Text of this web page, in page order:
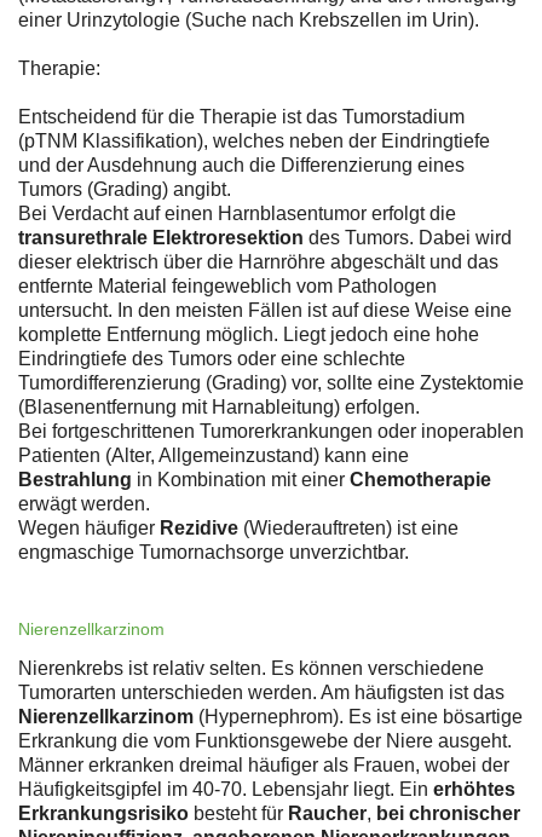
einer Urinzytologie (Suche nach Krebszellen im Urin).
Therapie:
Entscheidend für die Therapie ist das Tumorstadium
(pTNM Klassifikation), welches neben der Eindringtiefe
und der Ausdehnung auch die Differenzierung eines
Tumors (Grading) angibt.
Bei Verdacht auf einen Harnblasentumor erfolgt die
transurethrale Elektroresektion des Tumors. Dabei wird
dieser elektrisch über die Harnröhre abgeschält und das
entfernte Material feingeweblich vom Pathologen
untersucht. In den meisten Fällen ist auf diese Weise eine
komplette Entfernung möglich. Liegt jedoch eine hohe
Eindringtiefe des Tumors oder eine schlechte
Tumordifferenzierung (Grading) vor, sollte eine Zystektomie
(Blasenentfernung mit Harnableitung) erfolgen.
Bei fortgeschrittenen Tumorerkrankungen oder inoperablen
Patienten (Alter, Allgemeinzustand) kann eine
Bestrahlung in Kombination mit einer Chemotherapie
erwägt werden.
Wegen häufiger Rezidive (Wiederauftreten) ist eine
engmaschige Tumornachsorge unverzichtbar.
Nierenzellkarzinom
Nierenkrebs ist relativ selten. Es können verschiedene
Tumorarten unterschieden werden. Am häufigsten ist das
Nierenzellkarzinom (Hypernephrom). Es ist eine bösartige
Erkrankung die vom Funktionsgewebe der Niere ausgeht.
Männer erkranken dreimal häufiger als Frauen, wobei der
Häufigkeitsgipfel im 40-70. Lebensjahr liegt. Ein erhöhtes
Erkrankungsrisiko besteht für Raucher, bei chronischer